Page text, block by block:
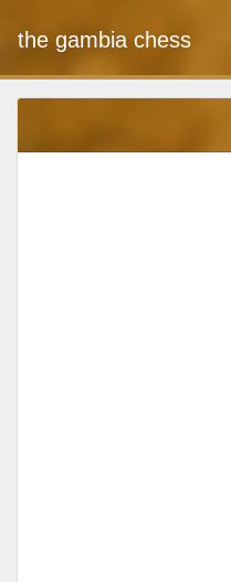
the gambia chess